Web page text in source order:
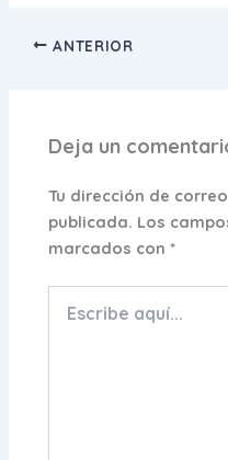
ANTERIOR
Deja un
Tu dirección de
publicada. Los
marcados con*
aquí...